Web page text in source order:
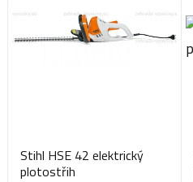
Stihl HSE 42 elektrický
plotostřih